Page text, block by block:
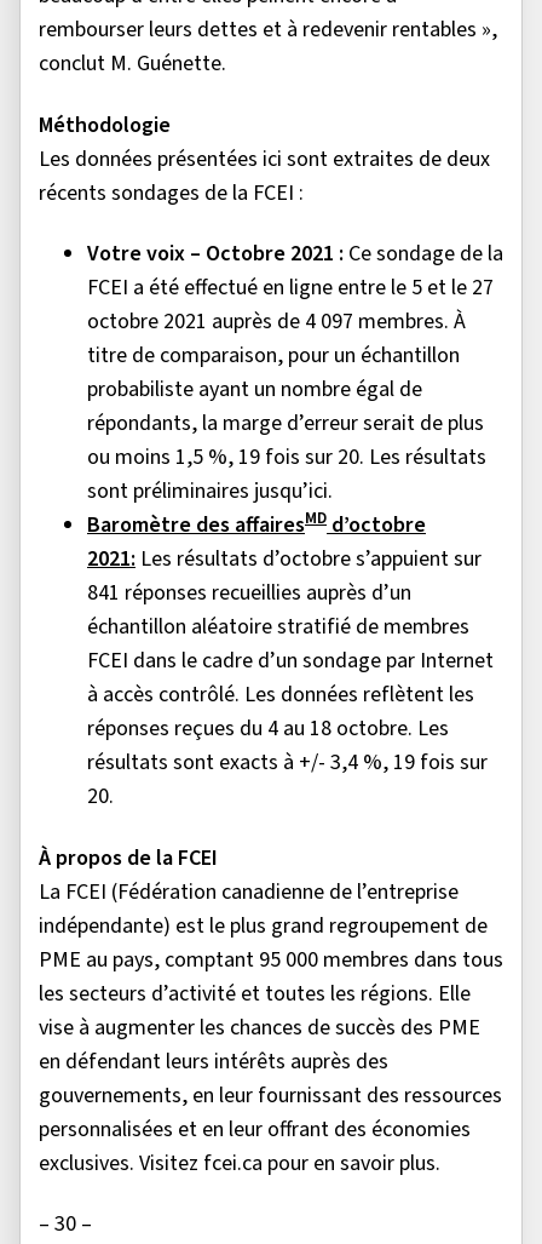
rembourser leurs dettes et à redevenir rentables »,
conclut M. Guénette.
Méthodologie
Les données présentées ici sont extraites de deux
récents sondages de la FCEI :
Votre voix – Octobre 2021 : Ce sondage de la
FCEI a été effectué en ligne entre le 5 et le 27
octobre 2021 auprès de 4 097 membres. À
titre de comparaison, pour un échantillon
probabiliste ayant un nombre égal de
répondants, la marge d’erreur serait de plus
ou moins 1,5 %, 19 fois sur 20. Les résultats
sont préliminaires jusqu’ici.
Baromètre des affairesMD d’octobre
2021: Les résultats d’octobre s’appuient sur
841 réponses recueillies auprès d’un
échantillon aléatoire stratifié de membres
FCEI dans le cadre d’un sondage par Internet
à accès contrôlé. Les données reflètent les
réponses reçues du 4 au 18 octobre. Les
résultats sont exacts à +/- 3,4 %, 19 fois sur
20.
À propos de la FCEI
La FCEI (Fédération canadienne de l’entreprise
indépendante) est le plus grand regroupement de
PME au pays, comptant 95 000 membres dans tous
les secteurs d’activité et toutes les régions. Elle
vise à augmenter les chances de succès des PME
en défendant leurs intérêts auprès des
gouvernements, en leur fournissant des ressources
personnalisées et en leur offrant des économies
exclusives. Visitez fcei.ca pour en savoir plus.
– 30 –